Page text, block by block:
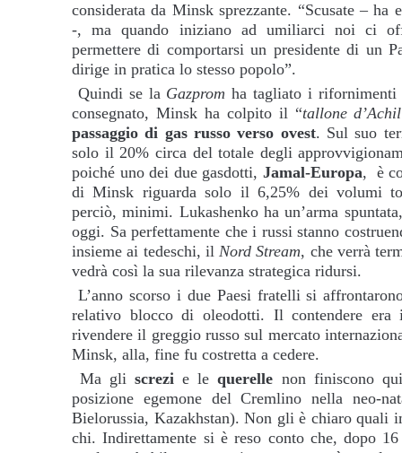
considerata da Minsk sprezzante. “Scusate – ha
-, ma quando iniziano ad umiliarci noi ci
permettere di comportarsi un presidente di un
dirige in pratica lo stesso popolo”.
Quindi se la Gazprom ha tagliato i rifornimenti
consegnato, Minsk ha colpito il “tallone
passaggio di gas russo verso ovest. Sul suo
solo il 20% circa del totale degli
poiché uno dei due gasdotti, Jamal-Europa, è
di Minsk riguarda solo il 6,25% dei volumi
perciò, minimi. Lukashenko ha un’arma
oggi. Sa perfettamente che i russi stanno
insieme ai tedeschi, il Nord Stream, che verrà
vedrà così la sua rilevanza strategica ridursi.
L’anno scorso i due Paesi fratelli si
relativo blocco di oleodotti. Il contendere
rivendere il greggio russo sul mercato
Minsk, alla, fine fu costretta a cedere.
Ma gliscrezie lequerelle non finiscono
posizione egemone del Cremlino nella neo-
Bielorussia, Kazakhstan). Non gli è chiaro quali
chi. Indirettamente si è reso conto che, dopo